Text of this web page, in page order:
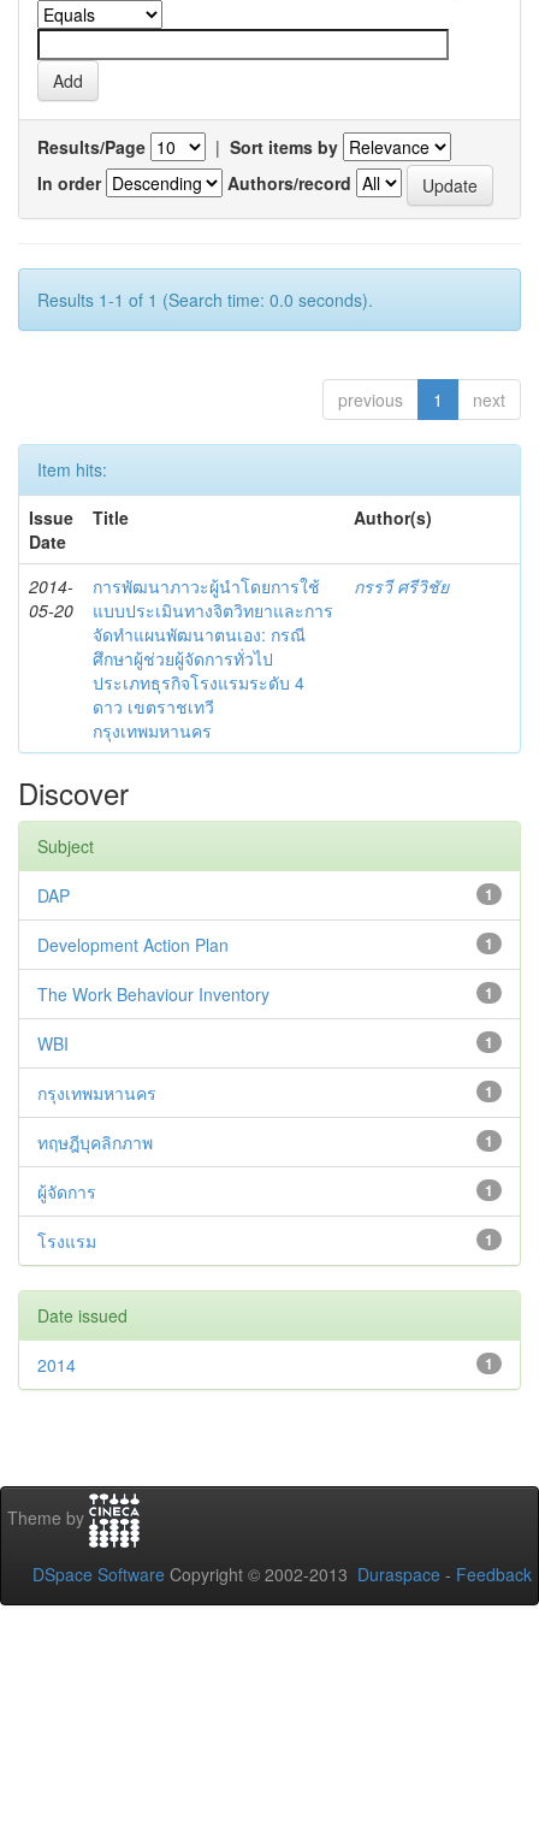
Results/Page | Sort items by
In order
Authors/record
Results 1-1 of 1 (Search time: 0.0 seconds).
previous 1 next
Item hits:
Issue
Date
Title Author(s)
2014-
05-20
การพัฒนาภาวะผู้นำโดยการใช้
แบบประเมินทางจิตวิทยาและการ
จัดทำแผนพัฒนาตนเอง: กรณี
ศึกษาผู้ช่วยผู้จัดการทั่วไป
ประเภทธุรกิจโรงแรมระดับ 4
ดาว เขตราชเทวี
กรุงเทพมหานคร
กรรวี ศรีวิชัย
Discover
Subject
1
DAP
1
Development Action Plan
1
The Work Behaviour Inventory
1
WBI
1
กรุงเทพมหานคร
1
ทฤษฎีบุคลิกภาพ
1
ผู้จัดการ
1
โรงแรม
Date issued
1
2014
Theme by
DSpace Software Copyright © 2002-2013 Duraspace - Feedback